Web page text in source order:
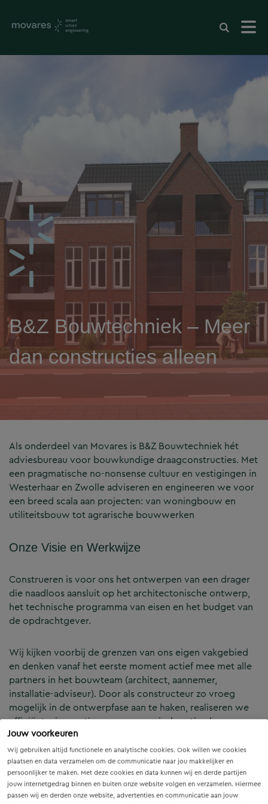
Jouw voorkeuren
Wij gebruiken altijd functionele en analytische cookies. Ook willen we cookies
plaatsen en data verzamelen om de communicatie naar jou makkelijker en
persoonlijker te maken. Met deze cookies en data kunnen wij en derde partijen
jouw internetgedrag binnen en buiten onze website volgen en verzamelen. Hiermee
passen wij en derden onze website, advertenties en communicatie aan jouw
B&Z Bouwtechniek – Meer
dan constructies alleen
Als onderdeel van Movares is B&Z Bouwtechniek hét
adviesbureau voor bouwkundige draagconstructies. Met
een pragmatische no-nonsense cultuur en vestigingen in
Westerhaar en Zwolle adviseren en engineeren we voor
een breed scala aan projecten: van woningbouw en
utiliteitsbouw tot agrarische bouwwerken
Onze Visie en Werkwijze
Construeren is voor ons het ontwerpen van een drager
die naadloos aansluit op het architectonische ontwerp,
het technische programma van eisen en het budget van
de opdrachtgever.
Wij kijken voorbij de grenzen van ons eigen vakgebied
en denken vanaf het eerste moment actief mee met alle
partners in het bouwteam (architect, aannemer,
installatie-adviseur). Door als constructeur zo vroeg
mogelijk in de ontwerpfase aan te haken, realiseren we
efficiënte, innovatieve en economisch optimale
constructies — voor zowel nieuwbouw als renovatie.
Onze Expertises en Activiteiten
B&Z Bouwtechniek verzorgt het volledige constructieve